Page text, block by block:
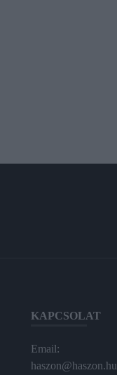
KAPCSOLAT
Email:
haszon@haszon.hu